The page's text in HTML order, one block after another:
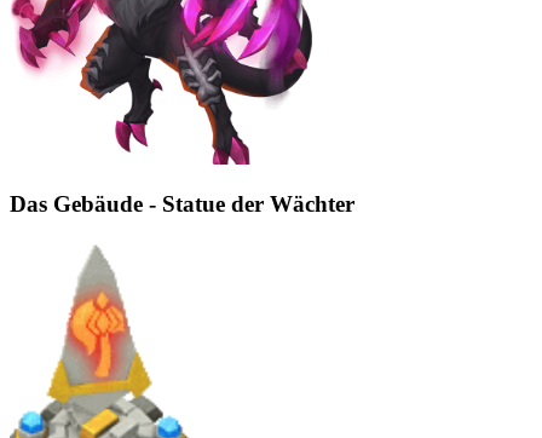
Das Gebäude - Statue der Wächter